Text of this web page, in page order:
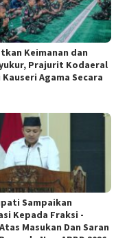
Keimanan dan
Prajurit Kodaeral
Agama Secara
Sampaikan
Kepada Fraksi -
Masukan Dan Saran